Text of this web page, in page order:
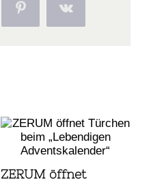
PinterestVk
ZERUM öffnet